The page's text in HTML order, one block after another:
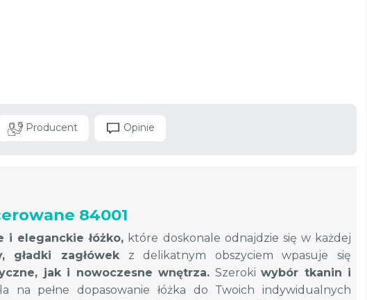
Producent Opinie
84001
i eleganckie łóżko, które doskonale odnajdzie się w każdej
gładki zagłówekz delikatnym obszyciem wpasuje się
jak i nowoczesne wnętrza. Szeroki wybór tkanin i
na pełne dopasowanie łóżka do Twoich indywidualnych